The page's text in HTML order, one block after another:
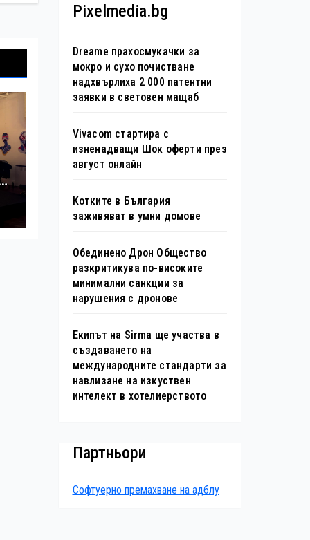
Pixelmedia.bg
Dreame прахосмукачки за
мокро и сухо почистване
надхвърлиха 2 000 патентни
заявки в световен мащаб
Vivacom стартира с
изненадващи Шок оферти през
август онлайн
Котките в България
заживяват в умни домове
Обединено Дрон Общество
разкритикува по-високите
минимални санкции за
нарушения с дронове
Екипът на Sirma ще участва в
създаването на
международните стандарти за
навлизане на изкуствен
интелект в хотелиерството
Партньори
Софтуерно премахване на адблу